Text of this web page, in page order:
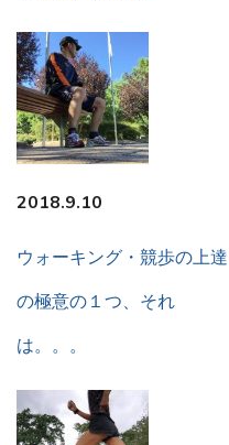
2018.9.10
ウォーキング・競歩の上達
の極意の１つ、それ
は。。。